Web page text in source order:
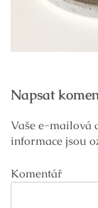
pro
příspěvek
Napsat
Vaše e-mailová
informace jsou
Komentář